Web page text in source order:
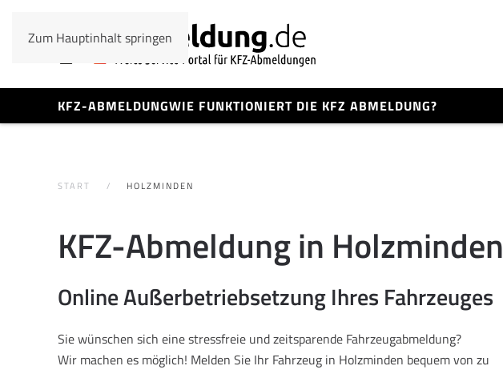
Zum Hauptinhalt springen
KFZ-ABMELDUNGWIE FUNKTIONIERT DIE KFZ ABMELDUNG?
START HOLZMINDEN
KFZ-Abmeldung in Holzminden
Online Außerbetriebsetzung Ihres Fahrzeuges
Sie wünschen sich eine stressfreie und zeitsparende Fahrzeugabmeldung?
Wir machen es möglich! Melden Sie Ihr Fahrzeug in Holzminden bequem von zu